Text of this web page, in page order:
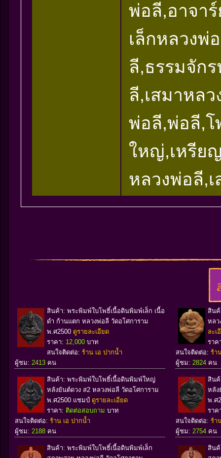
พ่อลี,อาจา
เล็กหลวงพ่
ลี,ธรรมจัก
ลี,เสมาหล
พ่อลี,พ่อลี,
ใหญ่,เหรีย
หลวงพ่อลี,
สินค้า: พระพิมพ์ใบโพธิ์เนื้อดินพิมพ์เล็ก เนื้อ
ดำ ก้านแตก หลวงพ่อลี วัดอโศการาม
พ.ศ2500 ดูรายละเอียด
ราคา: 12,000 บาท
สนใจติดต่อ: ร้าน เอ ปากน้ำ
ผู้ชม: 2413 คน
สินค้
หลว
ละเ
รา
สนใจติดต่อ: ร้า
ผู้ชม: 2824 คน
สินค้า: พระพิมพ์ใบโพธิ์เนื้อดินพิมพ์ใหญ่
หลังยันต์ดวง ส2 หลวงพ่อลี วัดอโศการาม
พ.ศ2500 แชมป์ ดูรายละเอียด
ราคา: ติดต่อสอบถาม บาท
สนใจติดต่อ: ร้าน เอ ปากน้ำ
ผู้ชม: 2188 คน
สิน
หลัง
พ.ศ
รา
สนใจติดต่อ: ร้า
ผู้ชม: 2754 คน
สินค้า: พระพิมพ์ใบโพธิ์เนื้อดินพิมพ์เล็ก
สินค้